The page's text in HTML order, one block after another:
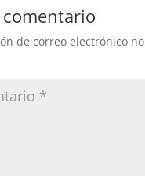
comentario
de correo electrónico